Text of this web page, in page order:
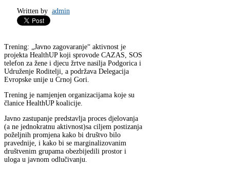
Written by admin
Trening: „Javno zagovaranje“ aktivnost je
projekta HealthUP koji sprovode CAZAS, SOS
telefon za žene i djecu žrtve nasilja Podgorica i
Udruženje Roditelji, a podržava Delegacija
Evropske unije u Crnoj Gori.
Trening je namjenjen organizacijama koje su
članice HealthUP koalicije.
Javno zastupanje predstavlja proces djelovanja
(a ne jednokratnu aktivnost)sa ciljem postizanja
poželjnih promjena kako bi društvo bilo
pravednije, i kako bi se marginalizovanim
društvenim grupama obezbijedili prostor i
uloga u javnom odlučivanju.